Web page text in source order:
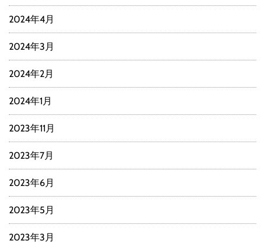
2024年4月
2024年3月
2024年2月
2024年1月
2023年11月
2023年7月
2023年6月
2023年5月
2023年3月